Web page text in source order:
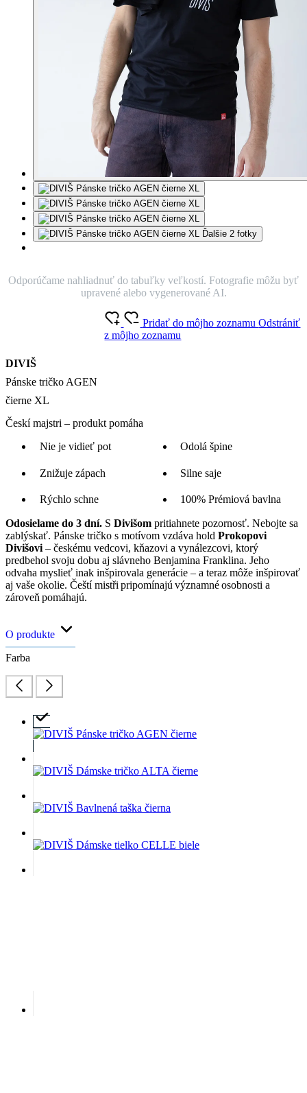
Ďalšie 2 fotky
Odporúčame nahliadnuť do tabuľky veľkostí. Fotografie môžu byť
upravené alebo vygenerované AI.
DIVIŠ
Pánske tričko AGEN
čierne XL
Pridať do môjho zoznamuOdstrániť
z môjho zoznamu
Českí majstri – produkt pomáha
Nie je vidieť pot
Odolá špine
Znižuje zápach Silne saje
Rýchlo schne 100% Prémiová bavlna
Odosielame do 3 dní. S Divišom pritiahnete pozornosť. Nebojte sa
zablýskať. Pánske tričko s motívom vzdáva hold Prokopovi
Divišovi– českému vedcovi, kňazovi a vynálezcovi, ktorý
predbehol svoju dobu aj slávneho Benjamina Franklina. Jeho
odvaha myslieť inak inšpirovala generácie – a teraz môže inšpirovať
aj vaše okolie. Čeští mistři pripomínajú významné osobnosti a
zároveň pomáhajú.
O produkte
Farba